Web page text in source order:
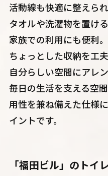
活動線も快適に整えられ
タオルや洗濯物を置け
家族での利用にも便利。
ちょっとした収納を工
自分らしい空間にアレ
毎日の生活を支える空
用性を兼ね備えた仕様
イントです。
「福田ビル」のトイ